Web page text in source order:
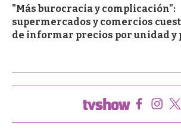
"Más burocracia y complicación":
supermercados y comercios
de informar precios por unidad y